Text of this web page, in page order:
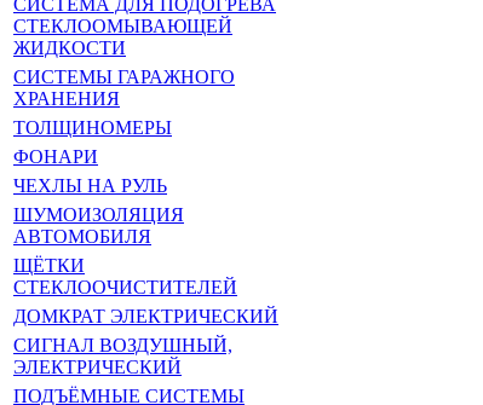
СИСТЕМА ДЛЯ ПОДОГРЕВА
СТЕКЛООМЫВАЮЩЕЙ
ЖИДКОСТИ
СИСТЕМЫ ГАРАЖНОГО
ХРАНЕНИЯ
ТОЛЩИНОМЕРЫ
ФОНАРИ
ЧЕХЛЫ НА РУЛЬ
ШУМОИЗОЛЯЦИЯ
АВТОМОБИЛЯ
ЩЁТКИ
СТЕКЛООЧИСТИТЕЛЕЙ
ДОМКРАТ ЭЛЕКТРИЧЕСКИЙ
СИГНАЛ ВОЗДУШНЫЙ,
ЭЛЕКТРИЧЕСКИЙ
ПОДЪЁМНЫЕ СИСТЕМЫ